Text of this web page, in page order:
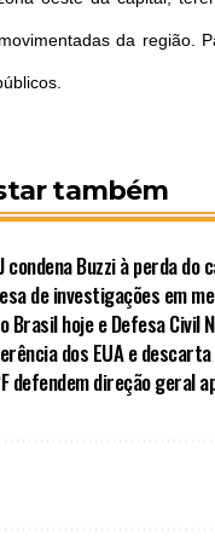
da região.
também
condena Buzzi à perda do
de investigações em
Brasil hoje e Defesa Civil
dos EUA e
defendem direção geral